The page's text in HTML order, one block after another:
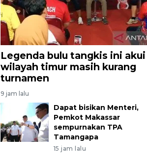
Legenda bulu tangkis ini akui
wilayah timur masih kurang
turnamen
9 jam lalu
Dapat bisikan Menteri,
Pemkot Makassar
sempurnakan TPA
Tamangapa
15 jam lalu